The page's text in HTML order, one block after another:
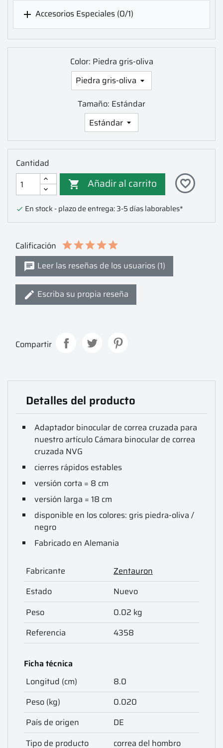
 Accesorios Especiales (0/1)
Color: Piedra gris-oliva
Tamaño: Estándar
Cantidad
 Añadir al carrito favorite_border
 En stock - plazo de entrega: 3-5 días laborables*
Calificación
Leer las reseñas de los usuarios (1)
Escriba su propia reseña
Compartir
Detalles del producto
Adaptador binocular de correa cruzada para
nuestro artículo Cámara binocular de correa
cruzada NVG
cierres rápidos estables
versión corta = 8 cm
versión larga = 18 cm
disponible en los colores: gris piedra-oliva /
negro
Fabricado en Alemania
Fabricante
Zentauron
Estado
Nuevo
Peso
0.02 kg
Referencia
4358
Ficha técnica
Longitud (cm)
8.0
Peso (kg)
0.020
País de origen
DE
Tipo de producto
correa del hombro